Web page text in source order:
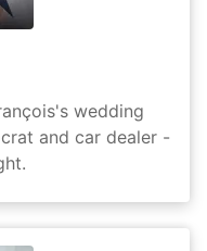
wedding
and car dealer -